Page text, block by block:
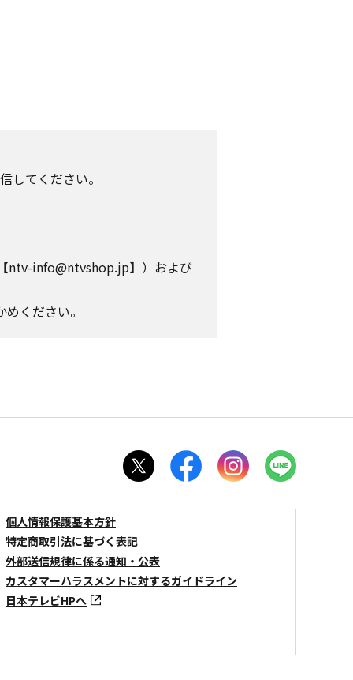
してください。
ntv-info@ntvshop.jp】）および
ください。
個人情報保護基本方針
特定商取引法に基づく表記
外部送信規律に係る通知・公表
カスタマーハラスメントに対するガイドライン
日本テレビHPへ